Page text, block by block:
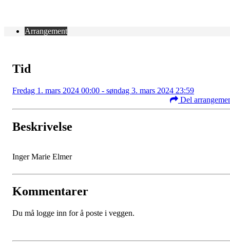
Arrangement
Tid
Fredag 1. mars 2024 00:00 - søndag 3. mars 2024 23:59
Del
Beskrivelse
Inger Marie Elmer
Kommentarer
Du må logge inn for å poste i veggen.